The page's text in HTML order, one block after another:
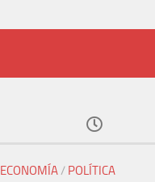
ECONOMÍA/ POLÍTICA